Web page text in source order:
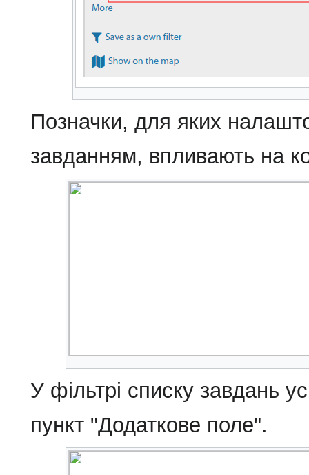
Позначки, для яких
завданням, впливають на
У фільтрі списку завдань
пункт "Додаткове поле".